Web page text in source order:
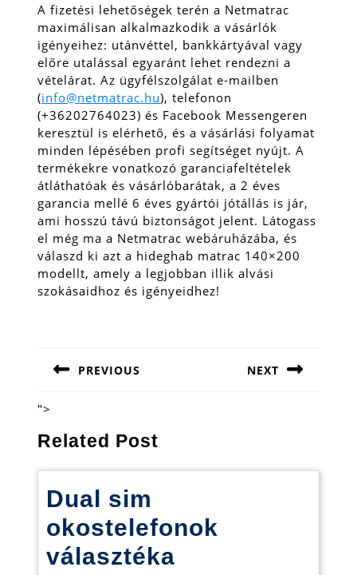
A fizetési lehetőségek terén a Netmatrac
maximálisan alkalmazkodik a vásárlók
igényeihez: utánvéttel, bankkártyával vagy
előre utalással egyaránt lehet rendezni a
vételárat. Az ügyfélszolgálat e-mailben
(info@netmatrac.hu), telefonon
(+36202764023) és Facebook Messengeren
keresztül is elérhető, és a vásárlási folyamat
minden lépésében profi segítséget nyújt. A
termékekre vonatkozó garanciafeltételek
átláthatóak és vásárlóbarátak, a 2 éves
garancia mellé 6 éves gyártói jótállás is jár,
ami hosszú távú biztonságot jelent. Látogass
el még ma a Netmatrac webáruházába, és
válaszd ki azt a hideghab matrac 140×200
modellt, amely a legjobban illik alvási
szokásaidhoz és igényeidhez!
navigáció
PREVIOUS
post:
NEXT
">
Related Post
Dual sim
okostelefonok
választéka